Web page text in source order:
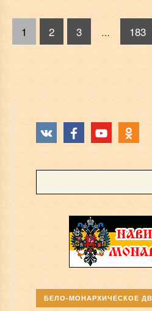
1 2 3 … 183
БЕЛО-МОНАРХИЧЕСКОЕ